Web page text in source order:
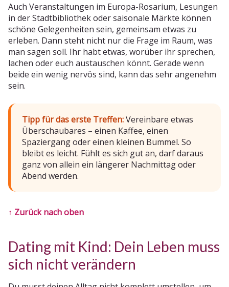
Auch Veranstaltungen im Europa-Rosarium, Lesungen
in der Stadtbibliothek oder saisonale Märkte können
schöne Gelegenheiten sein, gemeinsam etwas zu
erleben. Dann steht nicht nur die Frage im Raum, was
man sagen soll. Ihr habt etwas, worüber ihr sprechen,
lachen oder euch austauschen könnt. Gerade wenn
beide ein wenig nervös sind, kann das sehr angenehm
sein.
Tipp für das erste Treffen:Vereinbare etwas
Überschaubares – einen Kaffee, einen
Spaziergang oder einen kleinen Bummel. So
bleibt es leicht. Fühlt es sich gut an, darf daraus
ganz von allein ein längerer Nachmittag oder
Abend werden.
↑ Zurück nach oben
Dating mit Kind: Dein Leben muss
sich nicht verändern